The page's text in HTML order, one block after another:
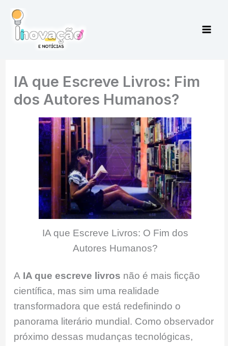
para
IA que Escreve Livros: Fim
dos Autores Humanos?
IA que Escreve Livros: O Fim dos
Autores Humanos?
A IA que escreve livros não é mais ficção
científica, mas sim uma realidade
transformadora que está redefinindo o
panorama literário mundial. Como observador
próximo dessas mudanças tecnológicas,